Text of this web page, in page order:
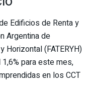
Edificios de Renta y
Argentina de
Horizontal (FATERYH)
para este mes,
en los CCT